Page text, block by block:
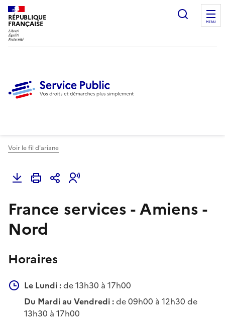
RÉPUBLIQUE
FRANÇAISE
Ouvrir
MENU
Voir le fil d'ariane
France services - Amiens -
Nord
Horaires
Le Lundi :de 13h30 à 17h00
Du Mardi au Vendredi :de 09h00 à 12h30 de
13h30 à 17h00